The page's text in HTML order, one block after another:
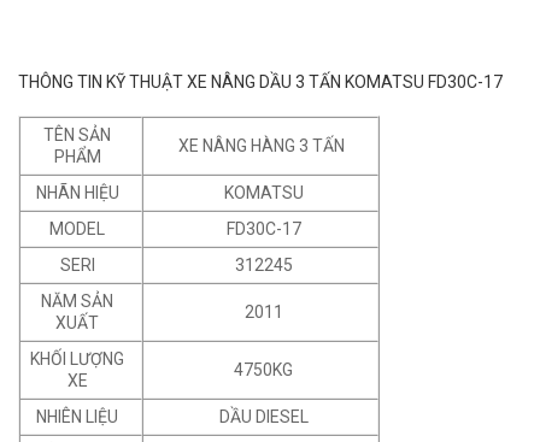
THÔNG TIN KỸ THUẬT XE NÂNG DẦU 3 TẤN KOMATSU FD30C-17
TÊN SẢN
PHẨM
XE NÂNG HÀNG 3 TẤN
NHÃN HIỆU
KOMATSU
MODEL
FD30C-17
SERI
312245
NĂM SẢN
XUẤT
2011
KHỐI LƯỢNG
XE
4750KG
NHIÊN LIỆU
DẦU DIESEL